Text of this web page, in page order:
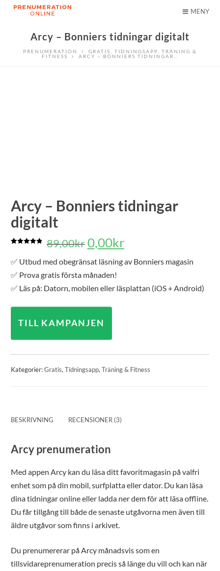
MENY
Arcy – Bonniers tidningar digitalt
PRENUMERATION GRATIS TIDNINGSAPP
TRÄNING &
FITNESS
ARCY – BONNIERS TIDNINGAR…
Arcy – Bonniers tidningar
digitalt
baserat på
89,00krDet
ursprungliga
priset
var:
89,00kr.
0,00krDet
nuvarande
priset
är:
0,00kr.
✅ Utbud med obegränsat läsning av Bonniers magasin
✅ Prova gratis första månaden!
✅ Läs på: Datorn, mobilen eller läsplattan (iOS + Android)
TILL KAMPANJEN
Kategorier:Gratis,Tidningsapp,Träning & Fitness
BESKRIVNING RECENSIONER (3)
Arcy prenumeration
Med appen Arcy kan du läsa ditt favoritmagasin på valfri
enhet som på din mobil, surfplatta eller dator. Du kan läsa
dina tidningar online eller ladda ner dem för att läsa offline.
Du får tillgång till både de senaste utgåvorna men även till
äldre utgåvor som finns i arkivet.
Du prenumererar på Arcy månadsvis som en
tillsvidareprenumeration precis så länge du vill och kan när